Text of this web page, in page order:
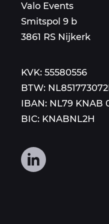
aan
Valo Events
Smitspol 9 b
3861 RS Nijkerk
KVK: 55580556
BTW:
IBAN: NL79 KNAB
BIC: KNABNL2H
Volg
ons